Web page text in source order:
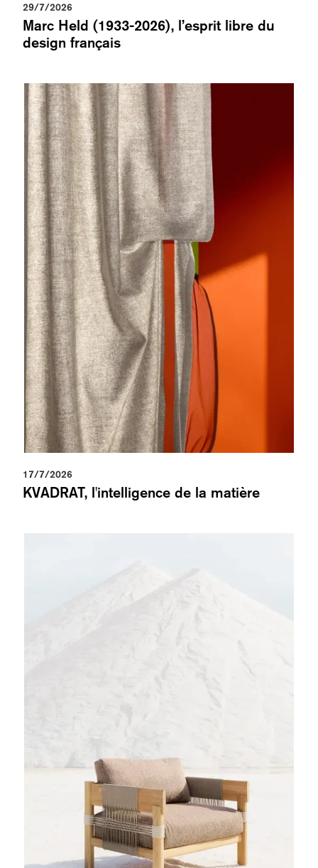
29/7/2026
Marc Held (1933-2026), l’esprit libre du
design français
17/7/2026
KVADRAT, l'intelligence de la matière